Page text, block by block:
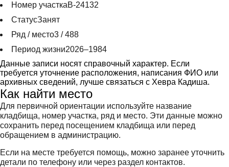
Номер участкаВ-24132
СтатусЗанят
Ряд / место3 / 488
Период жизни2026–1984
Данные записи носят справочный характер. Если
требуется уточнение расположения, написания ФИО или
архивных сведений, лучше связаться с Хевра Кадиша.
Как найти место
Для первичной ориентации используйте название
кладбища, номер участка, ряд и место. Эти данные можно
сохранить перед посещением кладбища или перед
обращением в администрацию.
Если на месте требуется помощь, можно заранее уточнить
детали по телефону или через раздел контактов.